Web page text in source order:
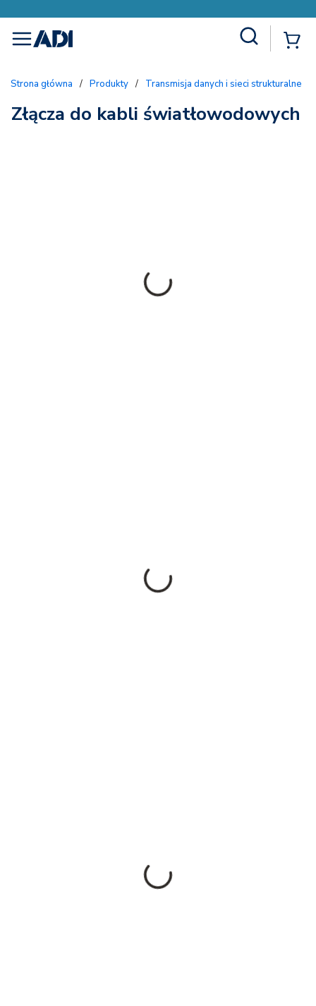
menu
Strona główna / Produkty / Transmisja danych i sieci strukturalne
Złącza do kabli światłowodowych